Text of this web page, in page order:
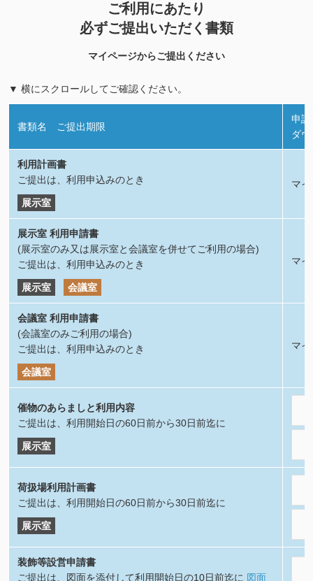
ご利用にあたり
必ずご提出いただく書類
マイページからご提出ください
▼ 横にスクロールしてご確認ください。
書類名 ご提出期限
申請
ダ
利用計画書
ご提出は、利用申込みのとき
展示室
マ
展示室 利用申請書
(展示室のみ又は展示室と会議室を併せてご利用の場合)
ご提出は、利用申込みのとき
展示室 会議室
マ
会議室 利用申請書
(会議室のみご利用の場合)
ご提出は、利用申込みのとき
会議室
マ
催物のあらましと利用内容
ご提出は、利用開始日の60日前から30日前迄に
展示室
荷扱場利用計画書
ご提出は、利用開始日の60日前から30日前迄に
展示室
装飾等設営申請書
ご提出は、図面を添付して利用開始日の10日前迄に 図面